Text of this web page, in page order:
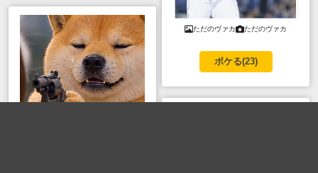
ただのヴァカ ただのヴァカ
ボケる(23)